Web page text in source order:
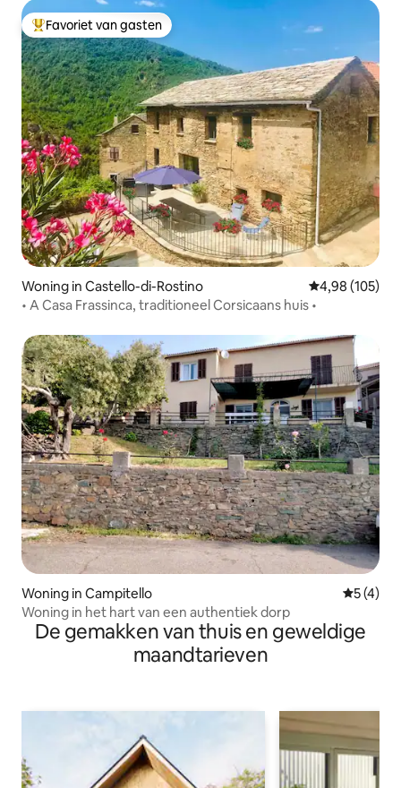
Topfavoriet van gasten
Favoriet van gasten
Woning in Castello-di-Rostino Gemiddelde
4,98 (105)
• A Casa Frassinca, traditioneel Corsicaans huis •
Woning in Campitello
5 (4)
Woning in het hart van een authentiek dorp
De gemakken van thuis en geweldige
maandtarieven